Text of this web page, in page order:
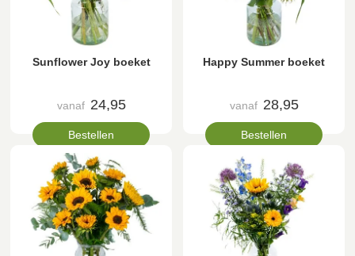
Sunflower Joy boeket
vanaf 24,95
Bestellen
Happy Summer boeket
vanaf 28,95
Bestellen